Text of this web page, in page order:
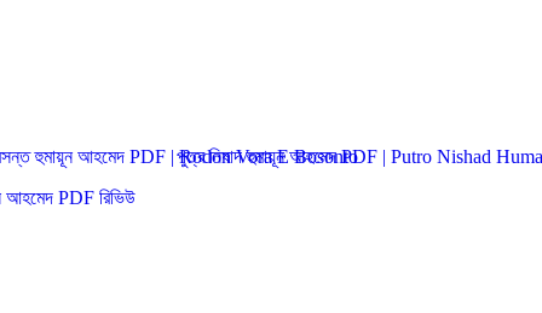
হুমায়ূন আহমেদ PDF | Rodon Vora E Bosonto
পুত্র নিষাদ হুমায়ূন আহমেদ PDF | Putro Nishad